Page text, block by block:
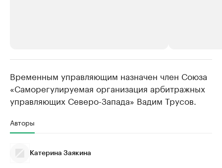
Крупнейшие производители и
продавцы медийной продукции
Страховые
Временным управляющим назначен член Союза
«Саморегулируемая организация арбитражных
управляющих Северо-Запада» Вадим Трусов.
Авторы
Катерина Заякина